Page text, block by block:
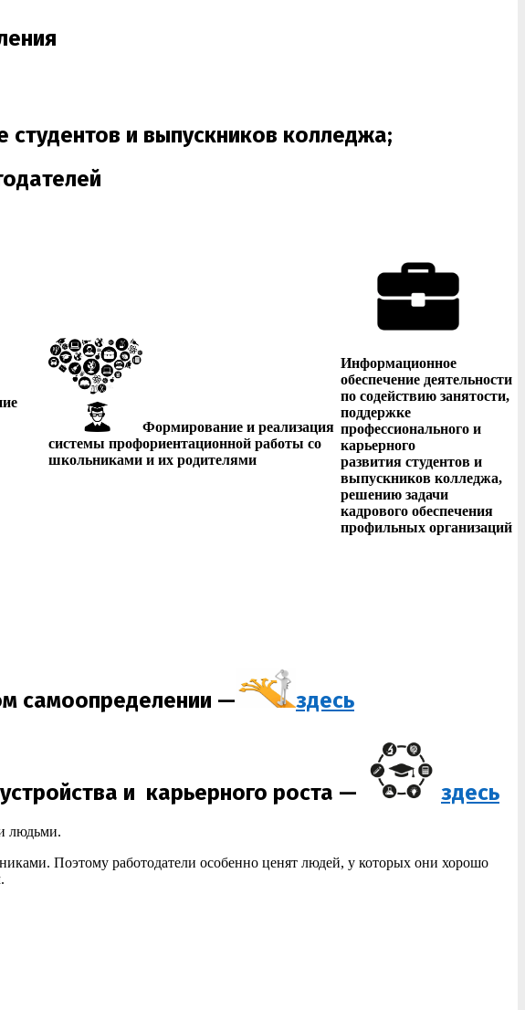
студентов и выпускников колледжа;
Формирование и реализация
системы профориентационной работы со
школьниками и их родителями
Информационное
обеспечение деятельности
по содействию занятости,
поддержке
профессионального и
карьерного
развития студентов и
выпускников колледжа,
решению задачи
кадрового обеспечения
профильных организаций
самоопределении — здесь
и карьерного роста — здесь
людьми.
Поэтому работодатели особенно ценят людей, у которых они хорошо